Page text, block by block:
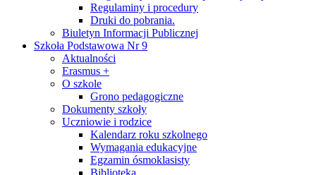
Regulaminy i procedury
Druki do pobrania.
Biuletyn Informacji Publicznej
Szkoła Podstawowa Nr 9
Aktualności
Erasmus +
O szkole
Grono pedagogiczne
Dokumenty szkoły
Uczniowie i rodzice
Kalendarz roku szkolnego
Wymagania edukacyjne
Egzamin ósmoklasisty
Biblioteka